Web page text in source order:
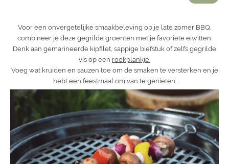
Voor een onvergetelijke smaakbeleving op je late zomer BBQ,
combineer je deze gegrilde groenten met je favoriete eiwitten.
Denk aan gemarineerde kipfilet, sappige biefstuk of zelfs gegrilde
vis op een rookplankje.
Voeg wat kruiden en sauzen toe om de smaken te versterken en je
hebt een feestmaal om van te genieten.